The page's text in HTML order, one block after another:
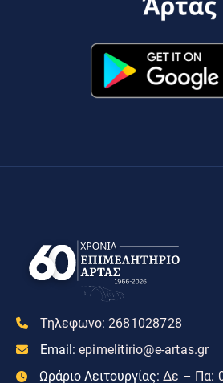
Τηλεφωνο: 2681028728
Email: epimelitirio@e-artas.gr
Ωράριο Λειτουργίας: Δε – Πα: